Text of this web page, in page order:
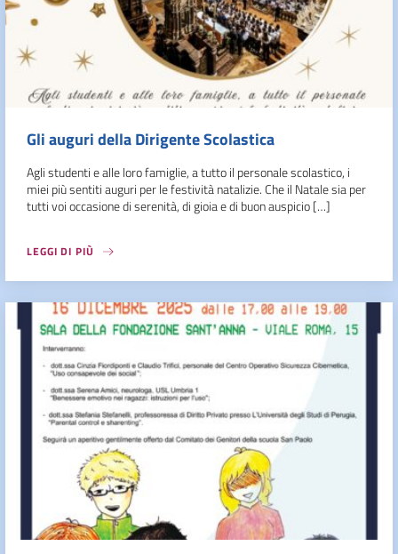
Gli auguri della Dirigente Scolastica
Agli studenti e alle loro famiglie, a tutto il personale scolastico, i
miei più sentiti auguri per le festività natalizie. Che il Natale sia per
tutti voi occasione di serenità, di gioia e di buon auspicio […]
LEGGI DI PIÙ